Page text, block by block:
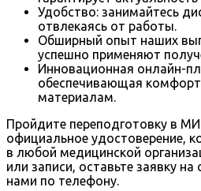
Удобство: занимайтесь
отвлекаясь от работы.
Обширный опыт наших
успешно применяют
Инновационная онлайн-
обеспечивающая комфорт
материалам.
Пройдите переподготовку в
официальное удостоверение,
в любой медицинской
или записи, оставьте заявку на
нами по телефону.